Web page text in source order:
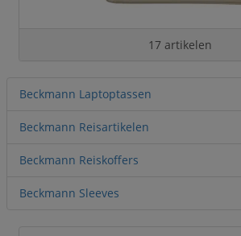
17 artikelen
Beckmann Laptoptassen
Beckmann Reisartikelen
Beckmann Reiskoffers
Beckmann Sleeves